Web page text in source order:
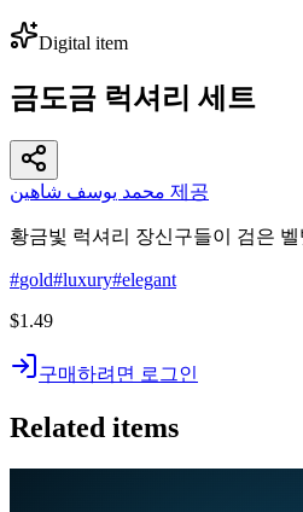
Digital item
금도금 럭셔리 세트
محمد يوسف شاهين 제공
황금빛 럭셔리 장신구들이 검은
#gold#luxury#elegant
$1.49
구매하려면 로그인
Related items